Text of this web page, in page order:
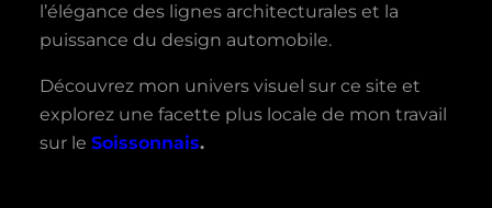
l’élégance des lignes architecturales et la
puissance du design automobile.
Découvrez mon univers visuel sur ce site et
explorez une facette plus locale de mon travail
sur le Soissonnais.